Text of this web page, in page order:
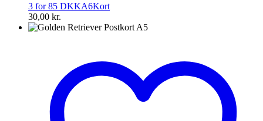
3 for 85 DKKA6Kort
30,00 kr.